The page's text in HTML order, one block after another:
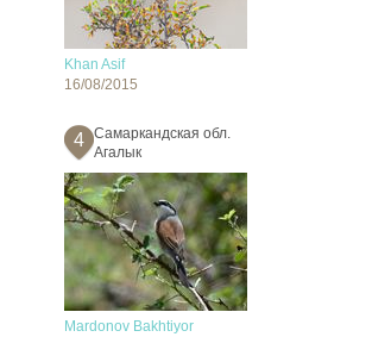
Khan Asif
16/08/2015
4
Самаркандская обл.
Агалык
Mardonov Bakhtiyor